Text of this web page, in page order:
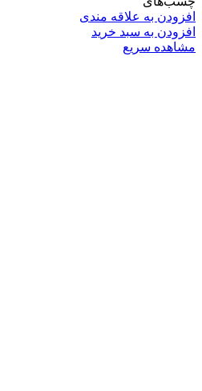
افزودن به علاقه مندی
افزودن به سبد خرید
مشاهده سریع